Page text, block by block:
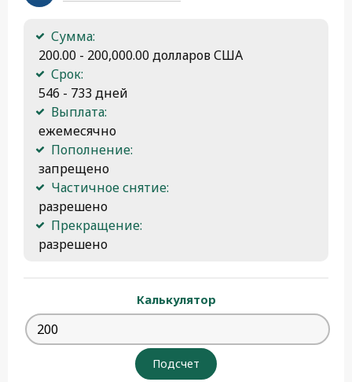
Сумма:
200.00 - 200,000.00 долларов США
Срок:
546 - 733 дней
Выплата:
ежемесячно
Пополнение:
запрещено
Частичное снятие:
разрешено
Прекращение:
разрешено
Калькулятор